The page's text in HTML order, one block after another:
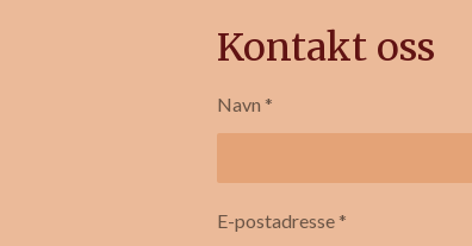
Kontakt oss
Navn *
E-postadresse *